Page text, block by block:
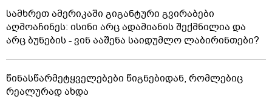
სამხრეთ ამერიკაში გიგანტური გვირაბები
აღმოაჩინეს: ისინი არც ადამიანის შექმნილია და
არც ბუნების - ვინ ააშენა საიდუმლო ლაბირინთები?
წინასწარმეტყველებები წიგნებიდან, რომლებიც
რეალურად ახდა